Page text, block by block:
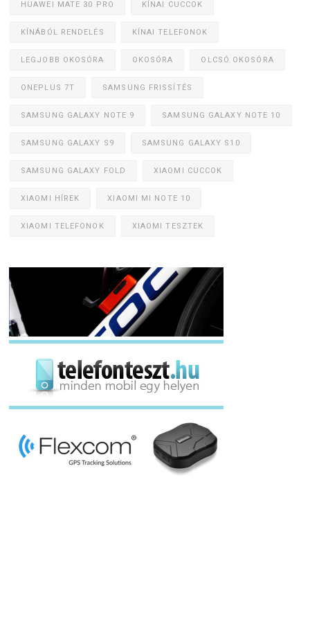
HUAWEI MATE 30 PRO KÍNAI CUCCOK
KÍNÁBÓL RENDELÉS KÍNAI TELEFONOK
LEGJOBB OKOSÓRA OKOSÓRA OLCSÓ OKOSÓRA
ONEPLUS 7T SAMSUNG FRISSÍTÉS
SAMSUNG GALAXY NOTE 9 SAMSUNG GALAXY NOTE 10
SAMSUNG GALAXY S9 SAMSUNG GALAXY S10
SAMSUNG GALAXY FOLD XIAOMI CUCCOK
XIAOMI HÍREK XIAOMI MI NOTE 10
XIAOMI TELEFONOK XIAOMI TESZTEK